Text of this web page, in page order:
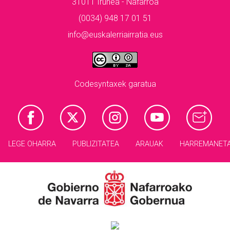
(0034) 948 17 01 51
info@euskalerriairratia.eus
Codesyntaxek garatua
LEGE OHARRA PUBLIZITATEA ARAUAK